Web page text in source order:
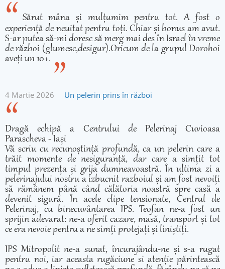
Sărut mâna și mulțumim pentru tot. A fost o
experiență de neuitat pentru toți. Chiar și bonus am avut.
S-ar putea să-mi doresc să merg mai des în Israel în vreme
de război (glumesc,desigur).Oricum de la grupul Dorohoi
aveți un 10+.
4 Martie 2026 Un pelerin prins în război
Dragă echipă a Centrului de Pelerinaj Cuvioasa
Parascheva - Iași
Vă scriu cu recunoștință profundă, ca un pelerin care a
trăit momente de nesiguranță, dar care a simțit tot
timpul prezența și grija dumneavoastră. În ultima zi a
pelerinajului nostru a izbucnit razboiul și am fost nevoiți
să rămânem până când călătoria noastră spre casă a
devenit sigură. În acele clipe tensionate, Centrul de
Pelerinaj, cu binecuvântarea IPS. Teofan ne-a fost un
sprijin adevarat: ne-a oferit cazare, masă, transport și tot
ce era nevoie pentru a ne simți protejați și liniștiți.
IPS Mitropolit ne-a sunat, încurajându-ne și s-a rugat
pentru noi, iar aceasta rugăciune si atenție părintească